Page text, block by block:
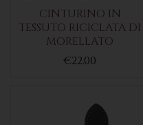
CINTURINO IN
TESSUTO RICICLATA DI
MORELLATO
€22.00